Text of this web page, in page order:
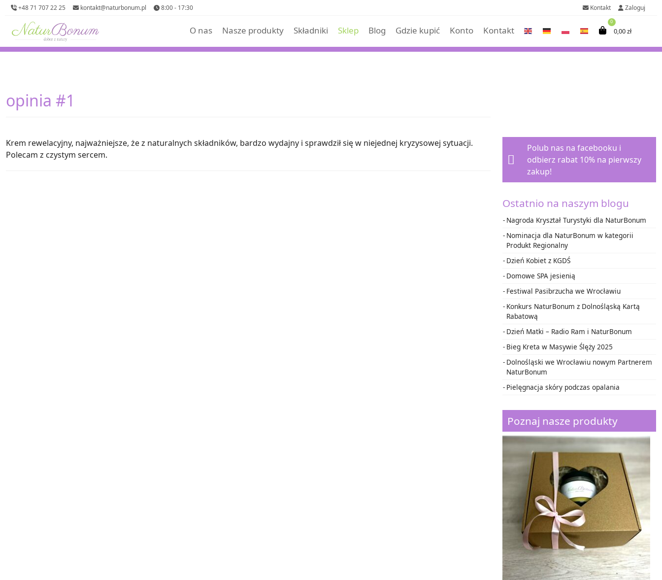
+48 71 707 22 25 kontakt@naturbonum.pl 8:00 - 17:30 Kontakt Zaloguj
O nas Nasze produkty Składniki Sklep Blog Gdzie kupić Konto Kontakt
0
0,00zł
opinia #1
Krem rewelacyjny, najważniejsze, że z naturalnych składników, bardzo wydajny i sprawdził się w niejednej kryzysowej sytuacji.
Polecam z czystym sercem.
Polub nas na facebooku i
odbierz rabat 10% na pierwszy
zakup!
Ostatnio na naszym blogu
Nagroda Kryształ Turystyki dla NaturBonum
Nominacja dla NaturBonum w kategorii
Produkt Regionalny
Dzień Kobiet z KGDŚ
Domowe SPA jesienią
Festiwal Pasibrzucha we Wrocławiu
Konkurs NaturBonum z Dolnośląską Kartą
Rabatową
Dzień Matki – Radio Ram i NaturBonum
Bieg Kreta w Masywie Ślęży 2025
Dolnośląski we Wrocławiu nowym Partnerem
NaturBonum
Pielęgnacja skóry podczas opalania
Poznaj nasze produkty